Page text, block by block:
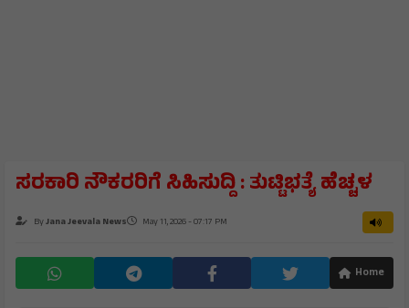
ಸರಕಾರಿ ನೌಕರರಿಗೆ ಸಿಹಿಸುದ್ದಿ : ತುಟ್ಟಿಭತ್ಯೆ ಹೆಚ್ಚಳ
ByJana Jeevala News May 11, 2026 - 07:17 PM
Home